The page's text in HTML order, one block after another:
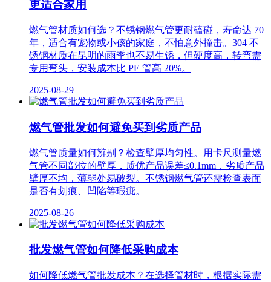
更适合家用
燃气管材质如何选？不锈钢燃气管更耐磕碰，寿命达 70
年，适合有宠物或小孩的家庭，不怕意外撞击。304 不
锈钢材质在昆明的雨季也不易生锈，但硬度高，转弯需
专用弯头，安装成本比 PE 管高 20%。
2025-08-29
燃气管批发如何避免买到劣质产品
燃气管质量如何辨别？检查壁厚均匀性。用卡尺测量燃
气管不同部位的壁厚，质优产品误差≤0.1mm，劣质产品
壁厚不均，薄弱处易破裂。不锈钢燃气管还需检查表面
是否有划痕、凹陷等瑕疵。
2025-08-26
批发燃气管如何降低采购成本
如何降低燃气管批发成本？在选择管材时，根据实际需